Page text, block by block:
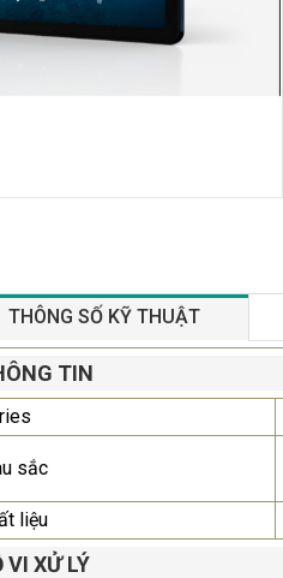
THÔNG SỐ KỸ THUẬT
TIN
sắc
liệu
VI XỬ LÝ